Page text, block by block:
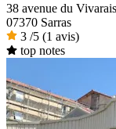
38 avenue du Vivarais
07370 Sarras
3 /5 (1 avis)
top notes